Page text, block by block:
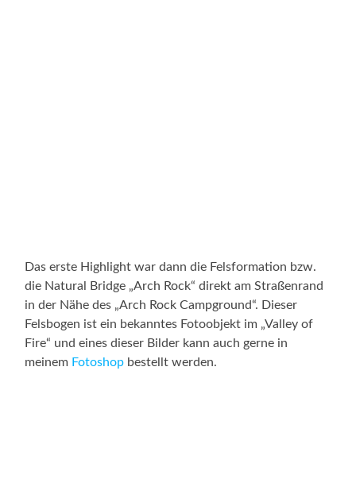
Das erste Highlight war dann die Felsformation bzw.
die Natural Bridge „Arch Rock“ direkt am Straßenrand
in der Nähe des „Arch Rock Campground“. Dieser
Felsbogen ist ein bekanntes Fotoobjekt im „Valley of
Fire“ und eines dieser Bilder kann auch gerne in
meinem Fotoshop bestellt werden.